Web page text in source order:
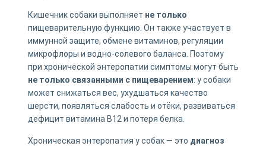
Кишечник собаки выполняет не только
пищеварительную функцию. Он также участвует в
иммунной защите, обмене витаминов, регуляции
микрофлоры и водно-солевого баланса. Поэтому
при хронической энтеропатии симптомы могут быть
не только связанными с пищеварением: у собаки
может снижаться вес, ухудшаться качество
шерсти, появляться слабость и отёки, развиваться
дефицит витамина B12 и потеря белка.
Хроническая энтеропатия у собак — это диагноз